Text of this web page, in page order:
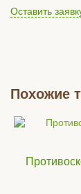
Оставить
Похожие